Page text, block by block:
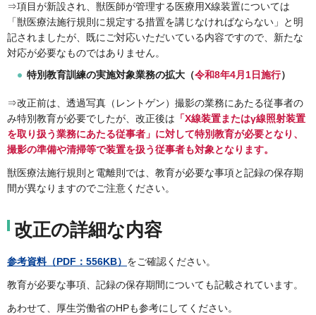
⇒項目が新設され、獣医師が管理する医療用X線装置については
「獣医療法施行規則に規定する措置を講じなければならない」と明
記されましたが、既にご対応いただいている内容ですので、新たな
対応が必要なものではありません。
特別教育訓練の実施対象業務の拡大（令和8年4月1日施行）
⇒改正前は、透過写真（レントゲン）撮影の業務にあたる従事者の
み特別教育が必要でしたが、改正後は 「X線装置またはγ線照射装置
を取り扱う業務にあたる従事者」に対して特別教育が必要となり、
撮影の準備や清掃等で装置を扱う従事者も対象となります。
獣医療法施行規則と電離則では、教育が必要な事項と記録の保存期
間が異なりますのでご注意ください。
改正の詳細な内容
参考資料（PDF：556KB） をご確認ください。
教育が必要な事項、記録の保存期間についても記載されています。
あわせて、厚生労働省のHPも参考にしてください。